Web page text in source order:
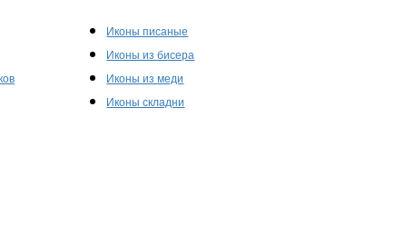
Иконы писаные
Иконы из бисера
Иконы из меди
Иконы складни